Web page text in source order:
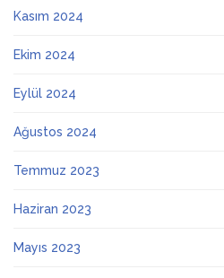
Kasım 2024
Ekim 2024
Eylül 2024
Ağustos 2024
Temmuz 2023
Haziran 2023
Mayıs 2023